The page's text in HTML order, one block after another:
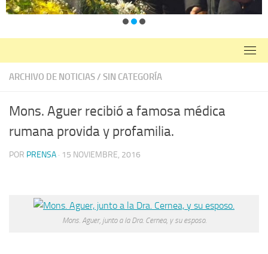
ARCHIVO DE NOTICIAS/ SIN CATEGORÍA
Mons. Aguer recibió a famosa médica
rumana provida y profamilia.
POR PRENSA · 15 NOVIEMBRE, 2016
Mons. Aguer, junto a la Dra. Cernea, y su esposo.